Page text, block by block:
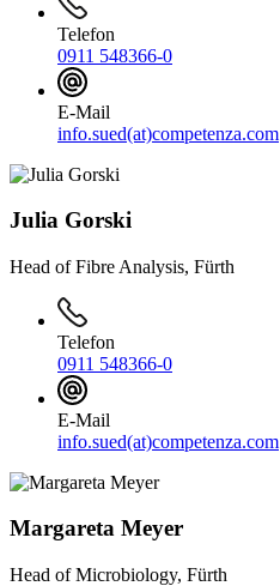
Telefon
0911 548366-0
E-Mail
info.sued(at)competenza.com
Julia Gorski
Head of Fibre Analysis, Fürth
Telefon
0911 548366-0
E-Mail
info.sued(at)competenza.com
Margareta Meyer
Head of Microbiology, Fürth